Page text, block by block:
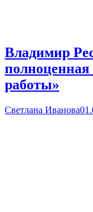
Владимир
работы»
Светлана Иванова